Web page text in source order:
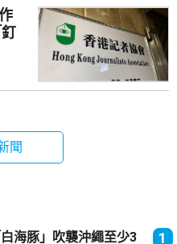
聞
海豚」吹襲沖繩至少3
1